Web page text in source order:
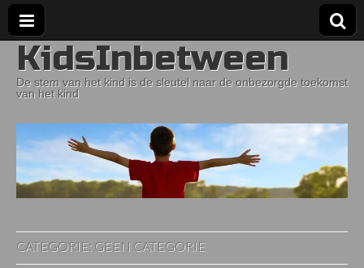
KidsInbetween
De stem van het kind is de sleutel naar de onbezorgde toekomst
van het kind
CATEGORIE: GEEN CATEGORIE